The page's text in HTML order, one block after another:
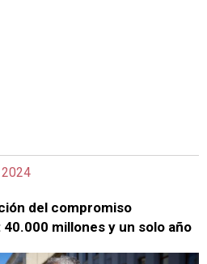
del compromiso
millones y un solo año